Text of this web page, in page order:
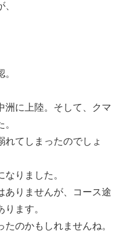
洲に上陸。そして、クマ
れてしまったのでしょ
りました。
ありませんが、コース途
ます。
のかもしれませんね。